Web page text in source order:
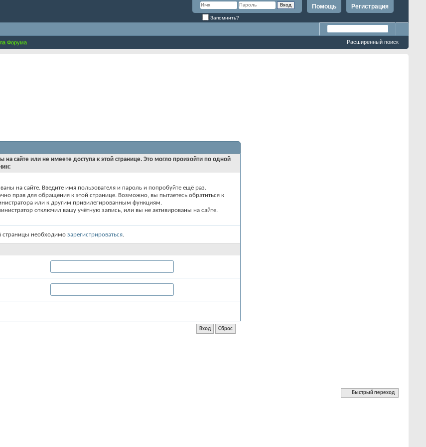
Регистрация
Помощь
Запомнить?
Форума Расширенный поиск
на сайте или не имеете доступа к этой странице. Это могло произойти по одной
на сайте. Введите имя пользователя и пароль и попробуйте ещё раз.
прав для обращения к этой странице. Возможно, вы пытаетесь обратиться к
или к другим привилегированным функциям.
отключил вашу учётную запись, или вы не активированы на сайте.
страницы необходимо зарегистрироваться.
Быстрый переход